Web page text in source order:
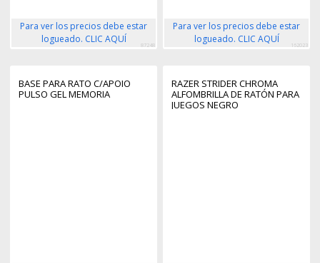
Para ver los precios debe estar
logueado. CLIC AQUÍ
87248
Para ver los precios debe estar
logueado. CLIC AQUÍ
162023
BASE PARA RATO C/APOIO
PULSO GEL MEMORIA
RAZER STRIDER CHROMA
ALFOMBRILLA DE RATÓN PARA
JUEGOS NEGRO